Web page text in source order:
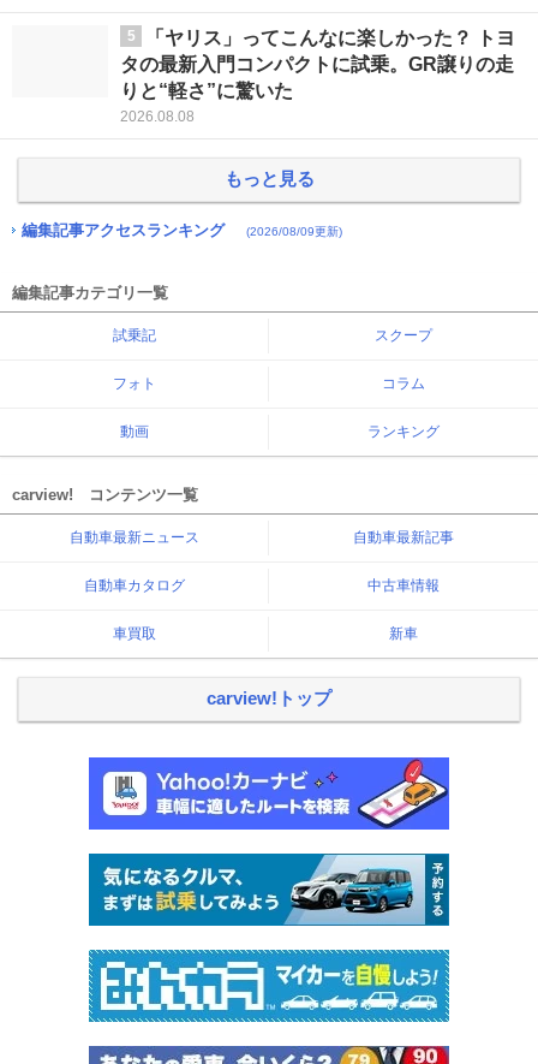
5
「ヤリス」ってこんなに楽しかった？ トヨ
タの最新入門コンパクトに試乗。GR譲りの走
りと“軽さ”に驚いた
2026.08.08
もっと見る
編集記事アクセスランキング (2026/08/09更新)
編集記事カテゴリ一覧
試乗記 スクープ
フォト コラム
動画 ランキング
carview! コンテンツ一覧
自動車最新ニュース 自動車最新記事
自動車カタログ 中古車情報
車買取 新車
carview!トップ